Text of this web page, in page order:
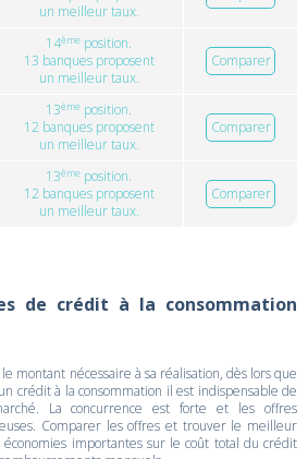
un meilleur taux.
14ème position.
13 banques proposent
un meilleur taux.
Comparer
13ème position.
12 banques proposent
un meilleur taux.
Comparer
13ème position.
12 banques proposent
un meilleur taux.
Comparer
de crédit à la consommation
montant nécessaire à sa réalisation, dès lors que
crédit à la consommation il est indispensable de
La concurrence est forte et les offres
Comparer les offres et trouver le meilleur
importantes sur le coût total du crédit